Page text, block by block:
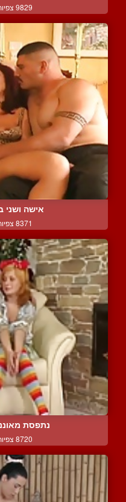
9829 צפיות
אישה ושני
8371 צפיות
נתפסת
8720 צפיות